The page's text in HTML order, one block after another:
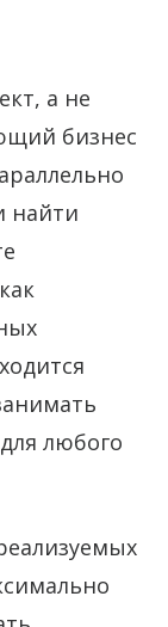
а не
бизнес
найти
любого